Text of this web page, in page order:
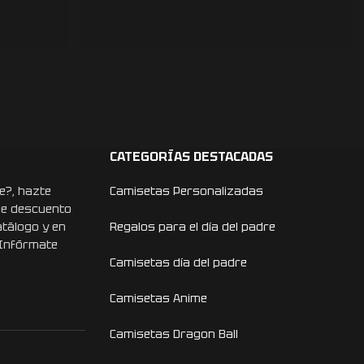
hazte
descuento
y en
CATEGORÍAS DESTACADAS
Camisetas Personalizadas
Regalos para el día del padre
Camisetas día del padre
Camisetas Anime
Camisetas Dragon Ball